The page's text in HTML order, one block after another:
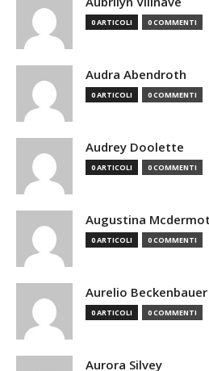
0 ARTICOLI 0 COMMENTI
Audra Abendroth
0 ARTICOLI 0 COMMENTI
Audrey Doolette
0 ARTICOLI 0 COMMENTI
Augustina
0 ARTICOLI 0 COMMENTI
Aurelio Beckenbauer
0 ARTICOLI 0 COMMENTI
Aurora Silvey